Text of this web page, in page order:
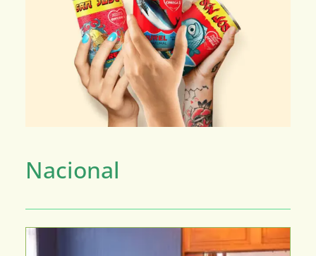
Nacional